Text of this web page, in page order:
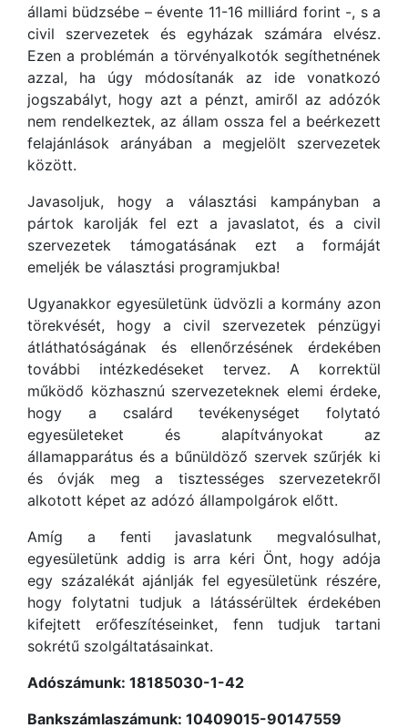
állami büdzsébe – évente 11-16 milliárd forint -, s a
civil szervezetek és egyházak számára elvész.
Ezen a problémán a törvényalkotók segíthetnének
azzal, ha úgy módosítanák az ide vonatkozó
jogszabályt, hogy azt a pénzt, amiről az adózók
nem rendelkeztek, az állam ossza fel a beérkezett
felajánlások arányában a megjelölt szervezetek
között.
Javasoljuk, hogy a választási kampányban a
pártok karolják fel ezt a javaslatot, és a civil
szervezetek támogatásának ezt a formáját
emeljék be választási programjukba!
Ugyanakkor egyesületünk üdvözli a kormány azon
törekvését, hogy a civil szervezetek pénzügyi
átláthatóságának és ellenőrzésének érdekében
további intézkedéseket tervez. A korrektül
működő közhasznú szervezeteknek elemi érdeke,
hogy a csalárd tevékenységet folytató
egyesületeket és alapítványokat az
államapparátus és a bűnüldöző szervek szűrjék ki
és óvják meg a tisztességes szervezetekről
alkotott képet az adózó állampolgárok előtt.
Amíg a fenti javaslatunk megvalósulhat,
egyesületünk addig is arra kéri Önt, hogy adója
egy százalékát ajánlják fel egyesületünk részére,
hogy folytatni tudjuk a látássérültek érdekében
kifejtett erőfeszítéseinket, fenn tudjuk tartani
sokrétű szolgáltatásainkat.
Adószámunk: 18185030-1-42
Bankszámlaszámunk: 10409015-90147559